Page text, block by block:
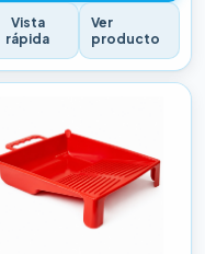
Vista
rápida
Ver
producto